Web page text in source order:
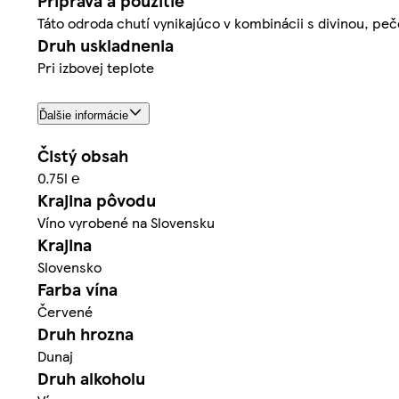
Táto odroda chutí vynikajúco v kombinácii s divinou,
Druh uskladnenia
Pri izbovej teplote
Ďalšie informácie
Čistý obsah
0.75l ℮
Krajina pôvodu
Víno vyrobené na Slovensku
Krajina
Slovensko
Farba vína
Červené
Druh hrozna
Dunaj
Druh alkoholu